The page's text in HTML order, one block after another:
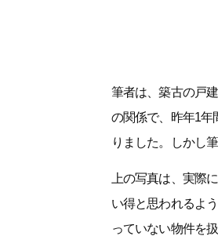
筆者は、築古の戸
の関係で、昨年1年
りました。しかし
上の写真は、実際
い得と思われるよ
っていない物件を